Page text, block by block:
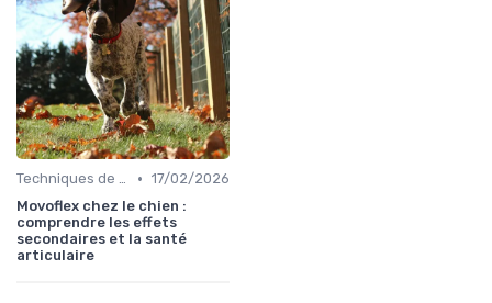
Techniques de base • 17/02/2026
Movoflex chez le chien :
comprendre les effets
secondaires et la santé
articulaire